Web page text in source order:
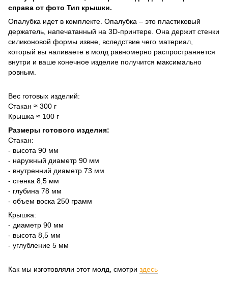
справа от фото Тип крышки.
Опалубка идет в комплекте. Опалубка – это пластиковый
держатель, напечатанный на 3D-принтере. Она держит стенки
силиконовой формы извне, вследствие чего материал,
который вы наливаете в молд равномерно распространяется
внутри и ваше конечное изделие получится максимально
ровным.
Вес готовых изделий:
Стакан ≈ 300 г
Крышка ≈ 100 г
Размеры готового изделия:
Стакан:
- высота 90 мм
- наружный диаметр 90 мм
- внутренний диаметр 73 мм
- стенка 8,5 мм
- глубина 78 мм
- объем воска 250 грамм
Крышка:
- диаметр 90 мм
- высота 8,5 мм
- углубление 5 мм
Как мы изготовляли этот молд, смотри здесь